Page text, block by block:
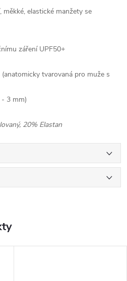
elastické manžety se
záření UPF50+
tvarovaná pro muže s
3 mm)
20% Elastan